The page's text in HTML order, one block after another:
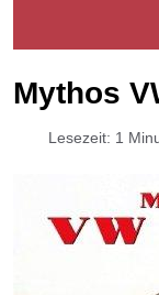
Mythos
Lesezeit: 1